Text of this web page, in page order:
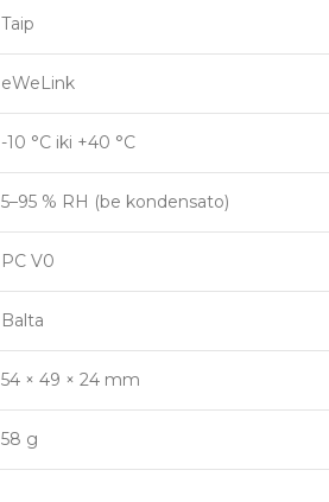
Taip
eWeLink
-10 °C iki +40 °C
5–95 % RH (be kondensato)
PC V0
Balta
54 × 49 × 24 mm
58 g